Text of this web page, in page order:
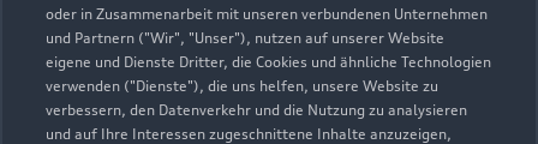
oder in Zusammenarbeit mit unseren verbundenen Unternehmen
und Partnern ("Wir", "Unser"), nutzen auf unserer Website
eigene und Dienste Dritter, die Cookies und ähnliche Technologien
verwenden ("Dienste"), die uns helfen, unsere Website zu
verbessern, den Datenverkehr und die Nutzung zu analysieren
und auf Ihre Interessen zugeschnittene Inhalte anzuzeigen,
Verkauf
Geschlossen,öffnet am Montag 08:00